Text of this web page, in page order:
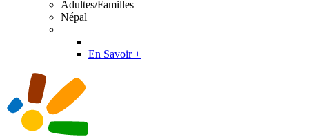
Adultes/Familles
Népal
En Savoir +